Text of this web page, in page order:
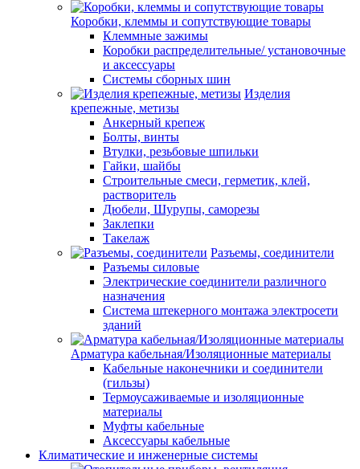
Коробки, клеммы и сопутствующие товары
Клеммные зажимы
Коробки распределительные/ установочные
и аксессуары
Системы сборных шин
Изделия
крепежные, метизы
Анкерный крепеж
Болты, винты
Втулки, резьбовые шпильки
Гайки, шайбы
Строительные смеси, герметик, клей,
растворитель
Дюбели, Шурупы, саморезы
Заклепки
Такелаж
Разъемы, соединители
Разъемы силовые
Электрические соединители различного
назначения
Система штекерного монтажа электросети
зданий
Арматура кабельная/Изоляционные материалы
Кабельные наконечники и соединители
(гильзы)
Термоусаживаемые и изоляционные
материалы
Муфты кабельные
Аксессуары кабельные
Климатические и инженерные системы